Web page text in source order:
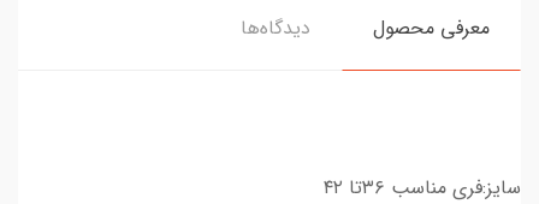
معرفی محصول دیدگاه‌ها
سایز:فری مناسب ۳۶تا ۴۲